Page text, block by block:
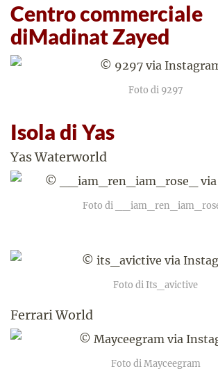
Centro commerciale
diMadinat Zayed
Foto di 9297
Isola di Yas
Yas Waterworld
Foto di
Foto di Its_avictive
Ferrari World
Foto di Mayceegram